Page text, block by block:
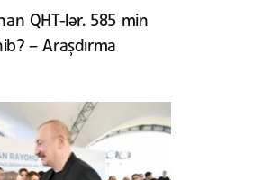
QHT-lər. 585 min
– Araşdırma